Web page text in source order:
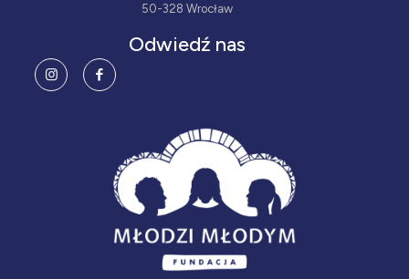
50-328 Wrocław
Odwiedź nas